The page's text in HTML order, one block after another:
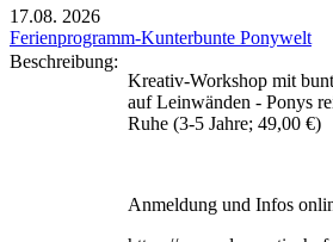
17.08. 2026
Ferienprogramm-Kunterbunte Ponywelt
Beschreibung:
Kreativ-Workshop mit
auf Leinwänden - Ponys
Ruhe (3-5 Jahre; 49,00 €)
Anmeldung und Infos